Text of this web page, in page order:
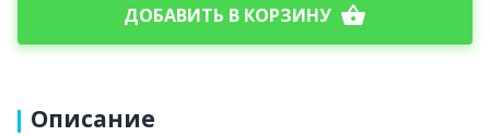
ДОБАВИТЬ В КОРЗИНУ shopping_basket
Описание